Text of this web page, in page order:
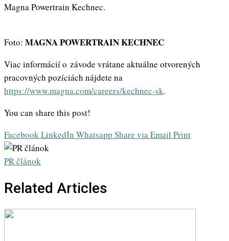
Magna Powertrain Kechnec.
Foto: MAGNA POWERTRAIN KECHNEC
Viac informácií o závode vrátane aktuálne otvorených
pracovných pozíciách nájdete na
https://www.magna.com/careers/kechnec-sk.
You can share this post!
Facebook LinkedIn Whatsapp Share via Email Print
PR článok
Related Articles